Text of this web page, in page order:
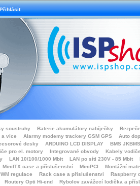
Přihlásit
soustruhy Baterie akumulátory nabíječky
a více
Alarmy modemy trackery GSM GPS
Auto
desky
ARDUINO LCD DISPLAY
BMS
pro el. motory
Integrované obvody
Kabely
LAN 10/100/1000 Mbit LAN po síti 230V - 85 Mbit
MiniITX case a příslušenství MiniPCI
Montážní
regulace Rack case a příslušenství
Raspberry
Routery Opti Hi-end
Rybolov zavážecí lodička a přísl